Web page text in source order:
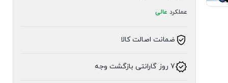
عملکرد عالی
ضمانت اصالت کالا
7 روز گارانتی بازگشت وجه